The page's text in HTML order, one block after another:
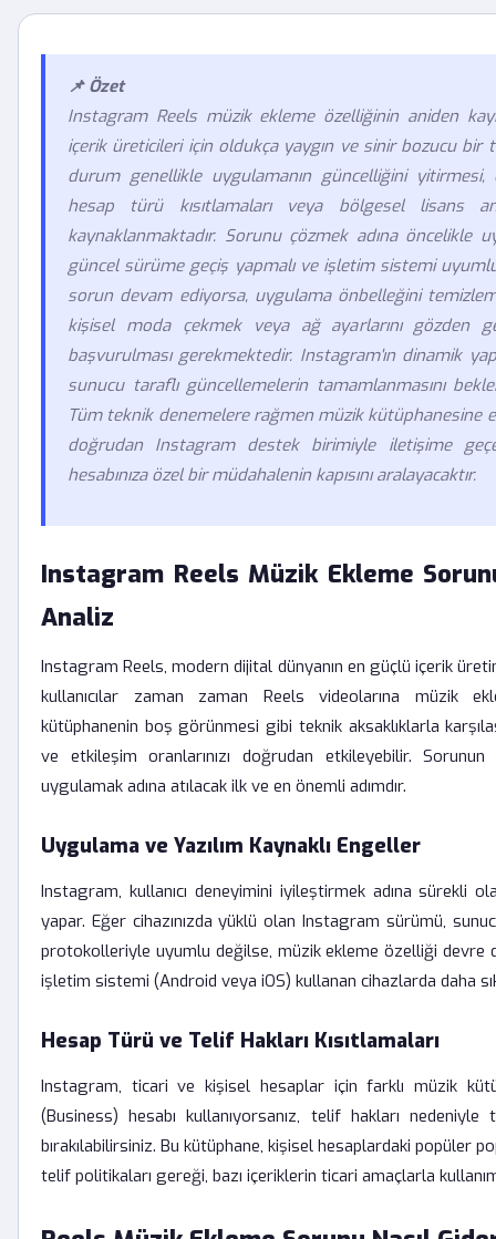
📌 Özet
Instagram Reels müzik ekleme özelliğinin aniden
içerik üreticileri için oldukça yaygın ve sinir bozucu
durum genellikle uygulamanın güncelliğini
hesap türü kısıtlamaları veya bölgesel lisans
kaynaklanmaktadır. Sorunu çözmek adına öncelikle
güncel sürüme geçiş yapmalı ve işletim sistemi
sorun devam ediyorsa, uygulama önbelleğini
kişisel moda çekmek veya ağ ayarlarını gözden
başvurulması gerekmektedir. Instagram'ın dinamik
sunucu taraflı güncellemelerin tamamlanmasını
Tüm teknik denemelere rağmen müzik kütüphanesine
doğrudan Instagram destek birimiyle iletişime
hesabınıza özel bir müdahalenin kapısını aralayacaktır.
Instagram Reels Müzik Ekleme
Analiz
Instagram Reels, modern dijital dünyanın en güçlü içerik
kullanıcılar zaman zaman Reels videolarına müzik
kütüphanenin boş görünmesi gibi teknik aksaklıklarla
ve etkileşim oranlarınızı doğrudan etkileyebilir.
uygulamak adına atılacak ilk ve en önemli adımdır.
Uygulama ve Yazılım Kaynaklı Engeller
Instagram, kullanıcı deneyimini iyileştirmek adına sürekli
yapar. Eğer cihazınızda yüklü olan Instagram sürümü,
protokolleriyle uyumlu değilse, müzik ekleme özelliği devre
işletim sistemi (Android veya iOS) kullanan cihazlarda daha
Hesap Türü ve Telif Hakları Kısıtlamaları
Instagram, ticari ve kişisel hesaplar için farklı müzik
(Business) hesabı kullanıyorsanız, telif hakları
bırakılabilirsiniz. Bu kütüphane, kişisel hesaplardaki popüler
telif politikaları gereği, bazı içeriklerin ticari amaçlarla